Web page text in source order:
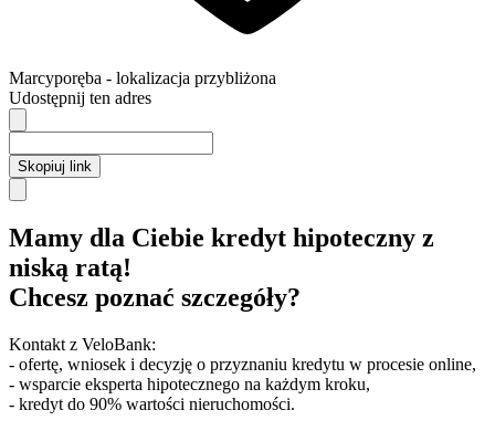
Marcyporęba - lokalizacja przybliżona
Udostępnij ten adres
Skopiuj link
Mamy dla Ciebie kredyt hipoteczny z
niską ratą!
Chcesz poznać szczegóły?
Kontakt z VeloBank:
- ofertę, wniosek i decyzję o przyznaniu kredytu w procesie online,
- wsparcie eksperta hipotecznego na każdym kroku,
- kredyt do 90% wartości nieruchomości.